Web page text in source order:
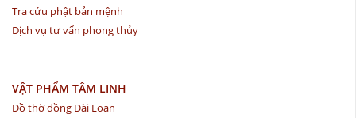
Tra cứu phật bản mệnh
Dịch vụ tư vấn phong thủy
VẬT PHẨM TÂM LINH
Đồ thờ đồng Đài Loan